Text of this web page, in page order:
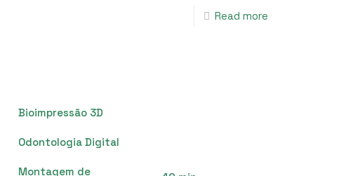
Read more
Bioimpressão 3D
Odontologia Digital
Montagem de